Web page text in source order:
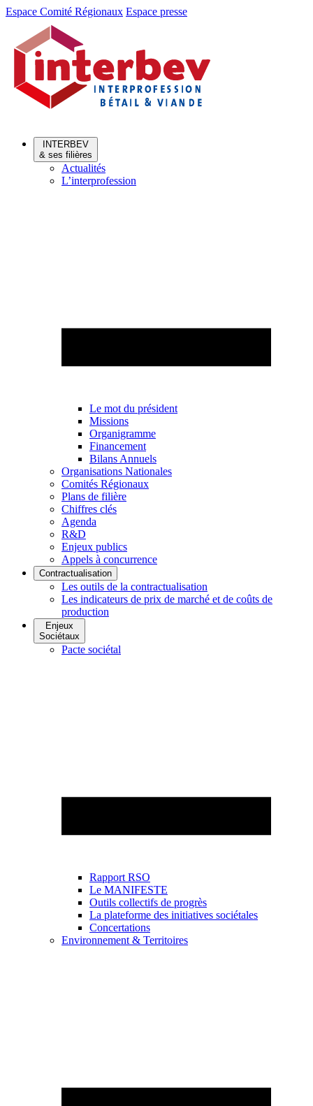
Aller
Aller
contenu
Espace Comité Régionaux Espace presse
INTERBEV
& ses filières
Actualités
L’interprofession
Le mot du président
Missions
Organigramme
Financement
Bilans Annuels
Organisations Nationales
Comités Régionaux
Plans de filière
Chiffres clés
Agenda
R&D
Enjeux publics
Appels à concurrence
Contractualisation
Les outils de la contractualisation
Les indicateurs de prix de marché et de coûts de
production
Enjeux
Sociétaux
Pacte sociétal
Rapport RSO
Le MANIFESTE
Outils collectifs de progrès
La plateforme des initiatives sociétales
Concertations
Environnement & Territoires